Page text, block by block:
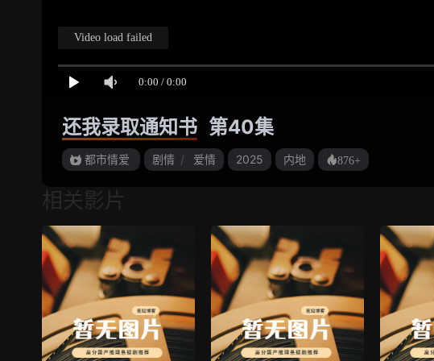
还我录取通知书 第40集
都市情爱 剧情 / 爱情 2025 内地 876+
相关影片